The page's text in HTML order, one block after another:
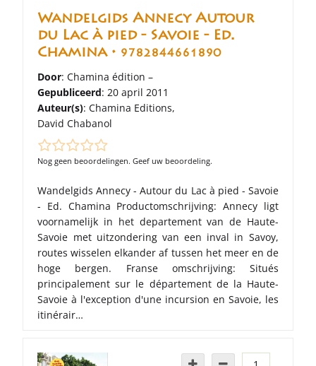
Wandelgids Annecy Autour
du Lac à pied - Savoie - Ed.
Chamina • 9782844661890
Door: Chamina édition –
Gepubliceerd: 20 april 2011
Auteur(s):Chamina Editions,
David Chabanol
Nog geen beoordelingen. Geef uw beoordeling.
Wandelgids Annecy - Autour du Lac à pied - Savoie
- Ed. Chamina Productomschrijving: Annecy ligt
voornamelijk in het departement van de Haute-
Savoie met uitzondering van een inval in Savoy,
routes wisselen elkander af tussen het meer en de
hoge bergen. Franse omschrijving: Situés
principalement sur le département de la Haute-
Savoie à l'exception d'une incursion en Savoie, les
itinérair…